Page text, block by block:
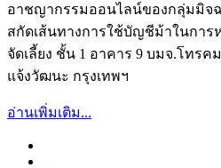
อาชญากรรมออนไลน์ของกลุ่มมิจ
สกัดเส้นทางการใช้บัญชีม้าในกา
จัดเลี้ยง ชั้น 1 อาคาร 9 บมจ.โทร
แจ้งวัฒนะ กรุงเทพฯ
อ่านเพิ่มเติม...